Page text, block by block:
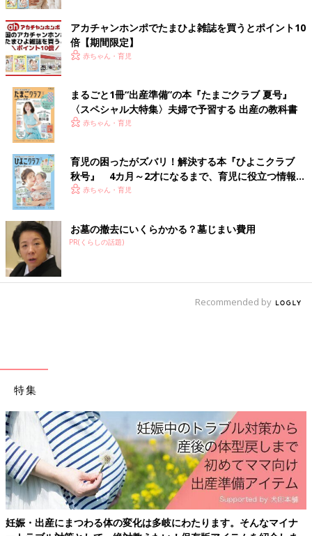
アカチャンホンポでたまひよ雑誌を買うとポイント10
倍【期間限定】
赤ちゃん・育児
まるごと1冊“出産準備”の本『たまごクラブ 夏号』
〈スペシャル大特集〉夫婦で予習する 出産の教科書
赤ちゃん・育児
育児の困ったがズバリ！解決する本『ひよこクラブ
秋号』 4カ月～2才になるまで、育児に役立つ情報が
いっぱい！
赤ちゃん・育児
お墓の撤去にいくらかかる？墓じまい費用
PR(くらしの話題)
Recommended by
特集
妊娠・出産にまつわる体の変化は多岐にわたります。そんなマイナ